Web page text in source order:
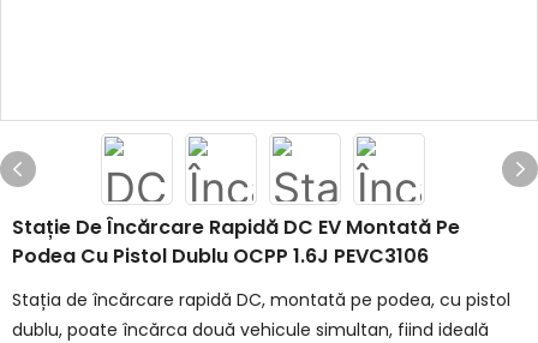
Stație De Încărcare Rapidă DC EV Montată Pe
Podea Cu Pistol Dublu OCPP 1.6J PEVC3106
Stația de încărcare rapidă DC, montată pe podea, cu pistol
dublu, poate încărca două vehicule simultan, fiind ideală